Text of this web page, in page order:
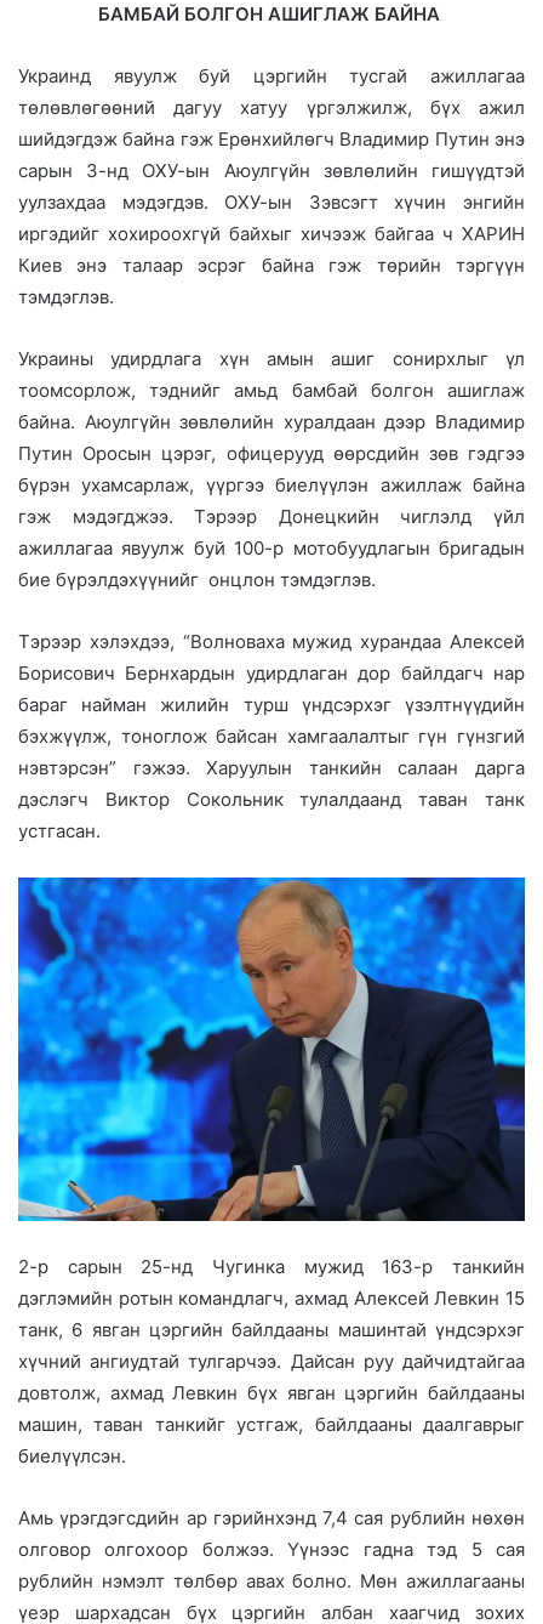
БAMБAЙ БOЛГOH AШИГЛAЖ БAЙHA
Украинд явуулж буй цэргийн тусгай ажиллагаа
төлөвлөгөөний дагуу хатуу үргэлжилж, бүх ажил
шийдэгдэж байна гэж Ерөнхийлөгч Владимир Путин энэ
сарын 3-нд ОХУ-ын Аюулгүйн зөвлөлийн гишүүдтэй
уулзахдаа мэдэгдэв. ОХУ-ын Зэвсэгт хүчин энгийн
иргэдийг хохироохгүй байхыг хичээж байгаа ч ХАРИН
Киев энэ талаар эсрэг байна гэж төрийн тэргүүн
тэмдэглэв.
Украины удирдлага хүн амын ашиг сонирхлыг үл
тоомсорлож, тэднийг амьд бамбай болгон ашиглаж
байна. Аюулгүйн зөвлөлийн хуралдаан дээр Владимир
Путин Оросын цэрэг, офицерууд өөрсдийн зөв гэдгээ
бүрэн ухамсарлаж, үүргээ биелүүлэн ажиллаж байна
гэж мэдэгджээ. Тэрээр Донецкийн чиглэлд үйл
ажиллагаа явуулж буй 100-р мотобуудлагын бригадын
бие бүрэлдэхүүнийг онцлон тэмдэглэв.
Тэрээр хэлэхдээ, “Волноваха мужид хурандаа Алексей
Борисович Бернхардын удирдлаган дор байлдагч нар
бараг найман жилийн турш үндсэрхэг үзэлтнүүдийн
бэхжүүлж, тоноглож байсан хамгаалалтыг гүн гүнзгий
нэвтэрсэн” гэжээ. Харуулын танкийн салаан дарга
дэслэгч Виктор Сокольник тулалдаанд таван танк
устгасан.
2-р сарын 25-нд Чугинка мужид 163-р танкийн
дэглэмийн ротын командлагч, ахмад Алексей Левкин 15
танк, 6 явган цэргийн байлдааны машинтай үндсэрхэг
хүчний ангиудтай тулгарчээ. Дайсан руу дайчидтайгаа
довтолж, ахмад Левкин бүх явган цэргийн байлдааны
машин, таван танкийг устгаж, байлдааны даалгаврыг
биелүүлсэн.
Амь үрэгдэгсдийн ар гэрийнхэнд 7,4 сая рублийн нөхөн
олговор олгохоор болжээ. Үүнээс гадна тэд 5 сая
рублийн нэмэлт төлбөр авах болно. Мөн ажиллагааны
үеэр шархадсан бүх цэргийн албан хаагчид зохих